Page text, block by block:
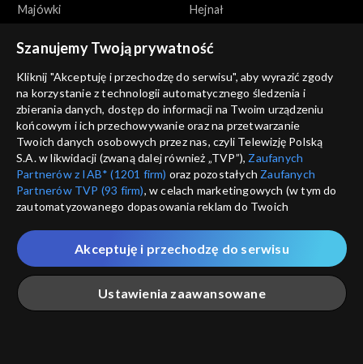
Majówki
Hejnał
Miasta
Arrasy i gobeliny
Miasto Kazimierz pod
Krakowem
Miasta
Miasto na fundamencie z
węgla
Miasta
Andrychów
Szanujemy Twoją prywatność
Kliknij "Akceptuję i przechodzę do serwisu", aby wyrazić zgody
na korzystanie z technologii automatycznego śledzenia i
zbierania danych, dostęp do informacji na Twoim urządzeniu
końcowym i ich przechowywanie oraz na przetwarzanie
Twoich danych osobowych przez nas, czyli Telewizję Polską
S.A. w likwidacji (zwaną dalej również „TVP”), Zaufanych
Partnerów z IAB* (1201 firm) oraz pozostałych Zaufanych
Partnerów TVP (93 firm), w celach marketingowych (w tym do
zautomatyzowanego dopasowania reklam do Twoich
które wskazujemy poniżej, a także zgody na udostępnianie
przez nas identyfikatora PPID do Google.
Twoje dane osobowe zbierane podczas odwiedzania przez
Ciebie naszych
poszczególnych serwisówzwanych dalej
„Portalem”, w tym informacje zapisywane za pomocą
Ustawienia zaawansowane
Akceptuję i przechodzę do serwisu